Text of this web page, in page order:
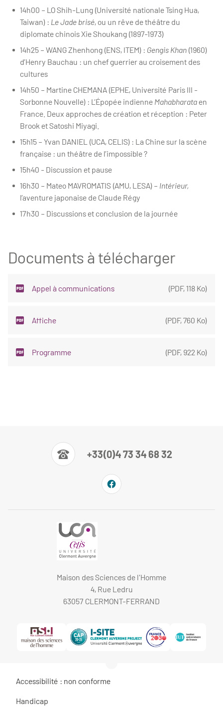
14h00 – LO Shih-Lung (Université nationale Tsing Hua,
Taiwan) : Le Jade brisé, ou un rêve de théâtre du
diplomate chinois Xie Shoukang (1897-1973)
14h25 – WANG Zhenhong (ENS, ITEM) : Gengis Khan (1960)
d’Henry Bauchau : un chef guerrier au croisement des
cultures
14h50 – Martine CHEMANA (EPHE, Université Paris III -
Sorbonne Nouvelle) : L’Épopée indienne Mahabharataen
France. Deux approches de création et réception : Peter
Brook et Satoshi Miyagi.
15h15 – Yvan DANIEL (UCA, CELIS) : La Chine sur la scène
française : un théâtre de l’impossible ?
15h40 - Discussion et pause
16h30 – Mateo MAVROMATIS (AMU, LESA) – Intérieur,
l’aventure japonaise de Claude Régy
17h30 – Discussions et conclusion de la journée
Documents à télécharger
Appel à communications (PDF,118 Ko)
Affiche (PDF,760 Ko)
Programme (PDF, 922 Ko)
+33(0)4 73 34 68 32
Maison des Sciences de l'Homme
4, Rue Ledru
63057 CLERMONT-FERRAND
Accessibilité : non conforme
Handicap